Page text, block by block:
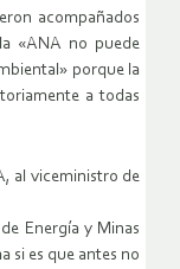
acompañados
«ANA no puede
porque la
a todas
al viceministro de
Energía y Minas
si es que antes no